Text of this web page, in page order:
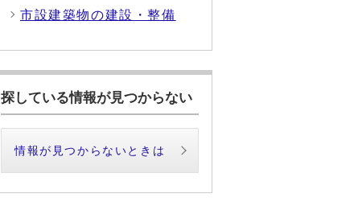
市設建築物の建設・整備
探している情報が見つからない
情報が見つからないときは